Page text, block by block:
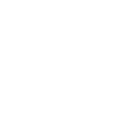
ですね 光のお供えは光、水、塩説明書見
、置き方は順番など無いですか 神棚買お
ち レザー【 上昇のブラウン 】